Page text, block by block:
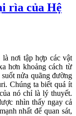
rìa của Hệ
nơi tập hợp các vật
hơn khoảng cách từ
nửa quãng đường
Chúng ta biết quá ít
nó chỉ là lý thuyết.
nhìn thấy ngay cả
nhất để quan sát,